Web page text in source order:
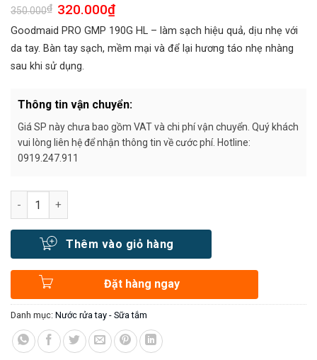
350.000₫ Giá
gốc
là:
350.000₫.
320.000₫Giá
tại
là:
320.000₫.
Goodmaid PRO GMP 190G HL – làm sạch hiệu quả, dịu nhẹ với
da tay. Bàn tay sạch, mềm mại và để lại hương táo nhẹ nhàng
sau khi sử dụng.
Thông tin vận chuyển:
Giá SP này chưa bao gồm VAT và chi phí vận chuyển. Quý khách
vui lòng liên hệ để nhận thông tin về cước phí. Hotline:
0919.247.911
Số lượng
Thêm vào giỏ hàng
Đặt hàng ngay
Danh mục: Nước rửa tay - Sữa tắm